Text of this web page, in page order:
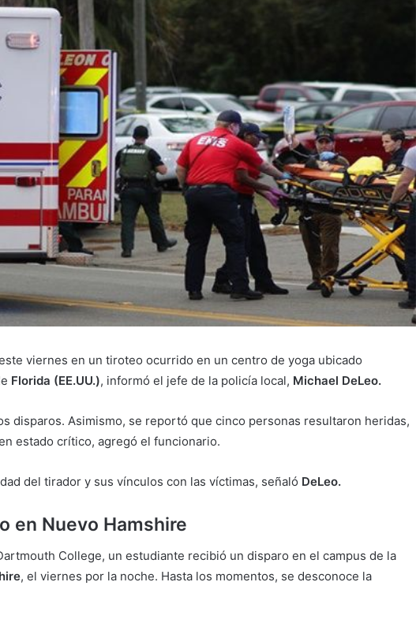
viernes en un tiroteo ocurrido en un centro de yoga ubicado
Florida (EE.UU.), informó el jefe de la policía local, Michael DeLeo.
disparos. Asimismo, se reportó que cinco personas resultaron heridas,
estado crítico, agregó el funcionario.
del tirador y sus vínculos con las víctimas, señaló DeLeo.
en Nuevo Hamshire
College, un estudiante recibió un disparo en el campus de la
, el viernes por la noche. Hasta los momentos, se desconoce la